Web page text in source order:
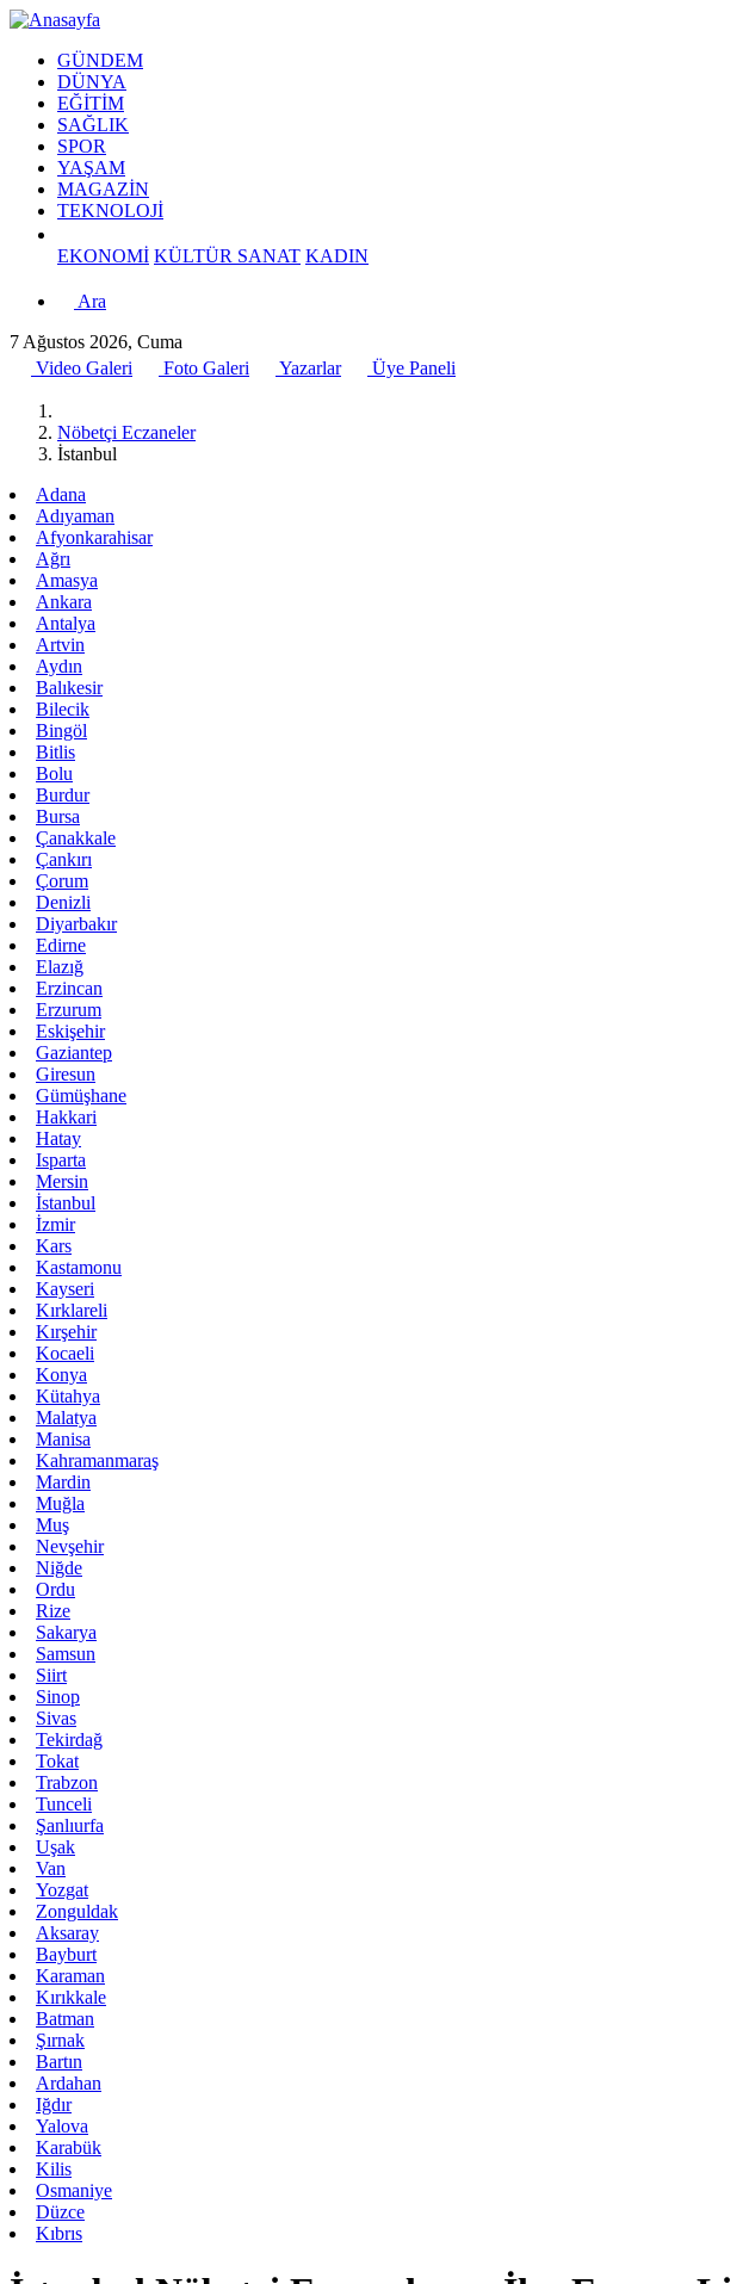
GÜNDEM
DÜNYA
EĞİTİM
SAĞLIK
SPOR
YAŞAM
MAGAZİN
TEKNOLOJİ
EKONOMİ KÜLTÜR SANAT KADIN
Ara
7 Ağustos 2026, Cuma
Video Galeri
Foto Galeri Yazarlar Üye Paneli
Nöbetçi Eczaneler
İstanbul
Adana
Adıyaman
Afyonkarahisar
Ağrı
Amasya
Ankara
Antalya
Artvin
Aydın
Balıkesir
Bilecik
Bingöl
Bitlis
Bolu
Burdur
Bursa
Çanakkale
Çankırı
Çorum
Denizli
Diyarbakır
Edirne
Elazığ
Erzincan
Erzurum
Eskişehir
Gaziantep
Giresun
Gümüşhane
Hakkari
Hatay
Isparta
Mersin
İstanbul
İzmir
Kars
Kastamonu
Kayseri
Kırklareli
Kırşehir
Kocaeli
Konya
Kütahya
Malatya
Manisa
Kahramanmaraş
Mardin
Muğla
Muş
Nevşehir
Niğde
Ordu
Rize
Sakarya
Samsun
Siirt
Sinop
Sivas
Tekirdağ
Tokat
Trabzon
Tunceli
Şanlıurfa
Uşak
Van
Yozgat
Zonguldak
Aksaray
Bayburt
Karaman
Kırıkkale
Batman
Şırnak
Bartın
Ardahan
Iğdır
Yalova
Karabük
Kilis
Osmaniye
Düzce
Kıbrıs